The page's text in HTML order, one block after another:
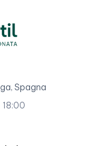
Spagna